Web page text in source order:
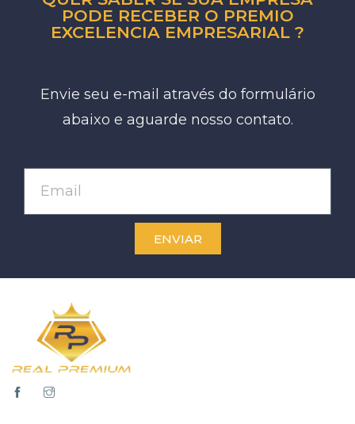
PODE RECEBER O PREMIO
EXCELENCIA EMPRESARIAL ?
Envie seu e-mail através do formulário
abaixo e aguarde nosso contato.
ENVIAR